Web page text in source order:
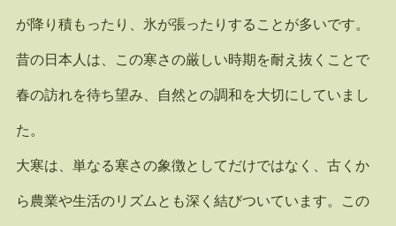
が降り積もったり、氷が張ったりすることが多いです。
昔の日本人は、この寒さの厳しい時期を耐え抜くことで
春の訪れを待ち望み、自然との調和を大切にしていまし
た。
大寒は、単なる寒さの象徴としてだけではなく、古くか
ら農業や生活のリズムとも深く結びついています。この